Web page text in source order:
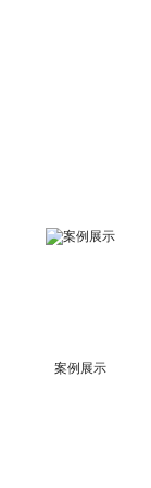
案例展示